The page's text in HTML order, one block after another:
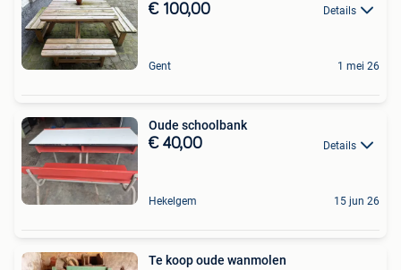
€ 100,00 Details
Gent 1 mei 26
Oude schoolbank
€ 40,00 Details
Hekelgem 15 jun 26
Te koop oude wanmolen